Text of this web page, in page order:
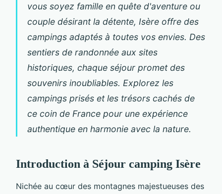
vous soyez famille en quête d'aventure ou
couple désirant la détente, Isère offre des
campings adaptés à toutes vos envies. Des
sentiers de randonnée aux sites
historiques, chaque séjour promet des
souvenirs inoubliables. Explorez les
campings prisés et les trésors cachés de
ce coin de France pour une expérience
authentique en harmonie avec la nature.
Introduction à Séjour camping Isère
Nichée au cœur des montagnes majestueuses des